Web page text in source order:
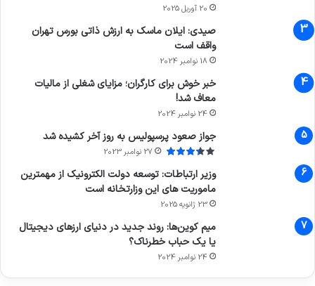
20 آوریل 2025
صیدی: ایلان ماسک به ارزش ذاتی بورس تهران
واقف است
18 نوامبر 2024
خبر خوش برای کارگران؛ مزایای شغلی از مالیات
معاف شد!
24 نوامبر 2024
جواز صعود پرسپولیس به روز آخر کشیده شد
27 نوامبر 2023
وزیر ارتباطات: توسعه دولت الکترونیک از مهمترین
ماموریت های این وزارتخانه است
23 ژانویه 2025
میم کوین‌ها: روند جدید در دنیای ارزهای دیجیتال
یا یک حباب خطرناک؟
24 نوامبر 2024